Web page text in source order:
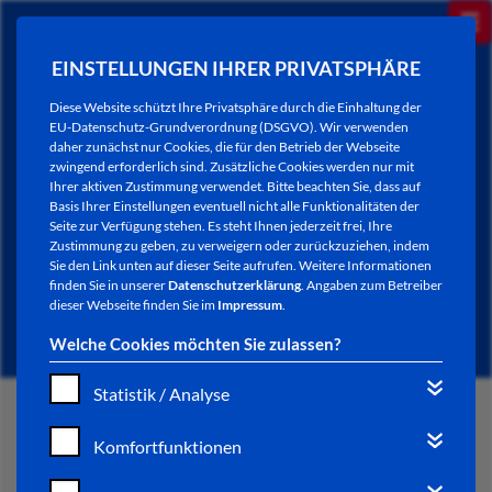
EINSTELLUNGEN IHRER PRIVATSPHÄRE
Diese Website schützt Ihre Privatsphäre durch die Einhaltung der
EU-Datenschutz-Grundverordnung (DSGVO). Wir verwenden
daher zunächst nur Cookies, die für den Betrieb der Webseite
zwingend erforderlich sind. Zusätzliche Cookies werden nur mit
Ihrer aktiven Zustimmung verwendet. Bitte beachten Sie, dass auf
Basis Ihrer Einstellungen eventuell nicht alle Funktionalitäten der
Seite zur Verfügung stehen. Es steht Ihnen jederzeit frei, Ihre
Zustimmung zu geben, zu verweigern oder zurückzuziehen, indem
Sie den Link unten auf dieser Seite aufrufen. Weitere Informationen
finden Sie in unsererDatenschutzerklärung. Angaben zum Betreiber
dieser Webseite finden Sie im Impressum.
Welche Cookies möchten Sie zulassen?
Statistik / Analyse
Komfortfunktionen
AKTUELLES
START